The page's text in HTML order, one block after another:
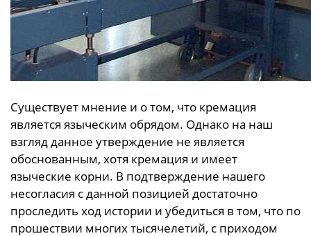
Существует мнение и о том, что кремация
является языческим обрядом. Однако на наш
взгляд данное утверждение не является
обоснованным, хотя кремация и имеет
языческие корни. В подтверждение нашего
несогласия с данной позицией достаточно
проследить ход истории и убедиться в том, что по
прошествии многих тысячелетий, с приходом